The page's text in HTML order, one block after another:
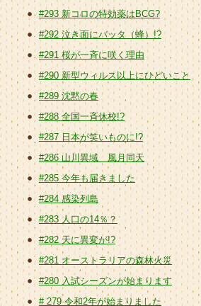
#293 新コロの特効薬はBCG?
#292 泣き面にバッタ（蜂）!?
#291 桜が一斉に咲く理由
#290 新型ウィルス以上にひどいこと
#289 沈黙の春
#288 全国一斉休校!?
#287 日本が笑いものに!?
#286 山川異域 風月同天
#285 今年も届きました
#284 感染列島
#283 人口の14％？
#282 天に異変が!?
#281 オーストラリアの森林火災
#280 入試シーズンが始まります
# 279 令和2年が始まりました